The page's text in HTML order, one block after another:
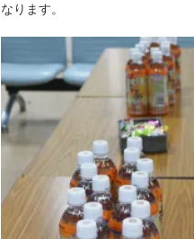
なります。